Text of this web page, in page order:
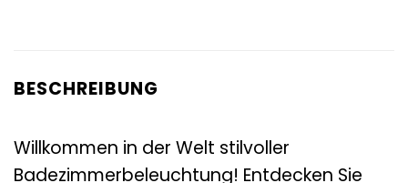
BESCHREIBUNG
Willkommen in der Welt stilvoller
Badezimmerbeleuchtung! Entdecken Sie